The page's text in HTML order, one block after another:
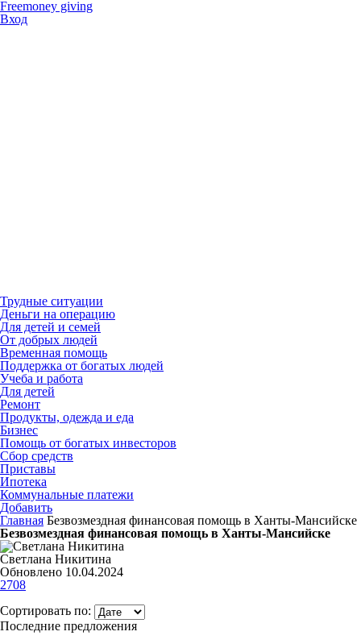
Freemoney giving
Вход
Трудные ситуации
Деньги на операцию
Для детей и семей
От добрых людей
Временная помощь
Поддержка от богатых людей
Учеба и работа
Для детей
Ремонт
Продукты, одежда и еда
Бизнес
Помощь от богатых инвесторов
Сбор средств
Приставы
Ипотека
Коммунальные платежи
Добавить
Главная Безвозмездная финансовая помощь в Ханты-Мансийске
Безвозмездная финансовая помощь в Ханты-Мансийске
Светлана Никитина
Обновлено 10.04.2024
2708
Сортировать по:
Последние предложения